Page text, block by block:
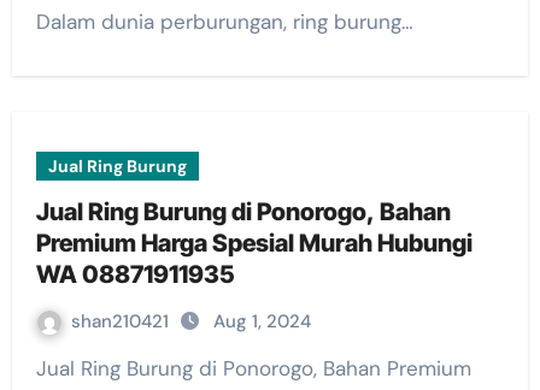
Dalam dunia perburungan, ring burung…
Jual Ring Burung
Jual Ring Burung di Ponorogo, Bahan
Premium Harga Spesial Murah Hubungi
WA 08871911935
shan210421 Aug 1, 2024
Jual Ring Burung di Ponorogo, Bahan Premium